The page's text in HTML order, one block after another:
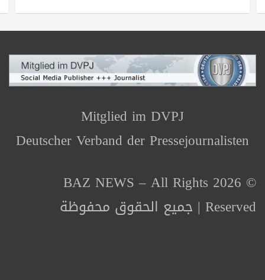
Mitglied im DVPJ
Deutscher Verband der Pressejournalisten
© 2026 BAZ NEWS – All Rights
Reserved | جميع الحقوق محفوظة